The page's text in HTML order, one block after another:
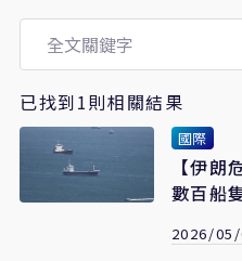
已找到1則相關結果
國際
【伊
數百船
2026/